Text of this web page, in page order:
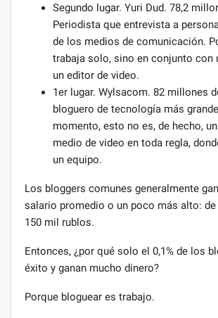
Segundo lugar. Yuri Dud. 78,2
Periodista que entrevista a
de los medios de comunicación.
trabaja solo, sino en conjunto con
un editor de video.
1er lugar. Wylsacom. 82 millones
bloguero de tecnología más
momento, esto no es, de hecho,
medio de video en toda regla,
un equipo.
Los bloggers comunes generalmente
salario promedio o un poco más alto: de
150 mil rublos.
Entonces, ¿por qué solo el 0,1% de los
éxito y ganan mucho dinero?
Porque bloguear es trabajo.